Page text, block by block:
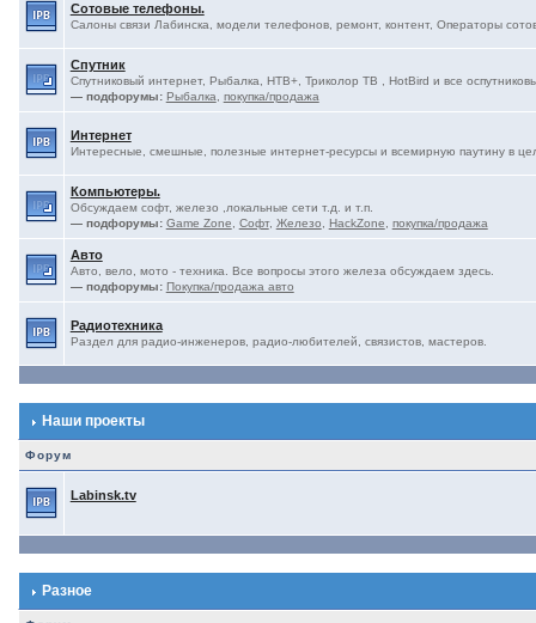
Сотовые телефоны.
Салоны связи Лабинска, модели телефонов, ремонт, контент, Операторы
Спутник
Спутниковый интернет, Рыбалка, НТВ+, Триколор ТВ , HotBird и все
— подфорумы: Рыбалка покупка/продажа
Интернет
Интересные, смешные, полезные интернет-ресурсы и всемирную паутину в
Компьютеры.
Обсуждаем софт, железо ,локальные сети т.д. и т.п.
— подфорумы: Game Zone Софт, Железо HackZone покупка/продажа
Авто
Авто, вело, мото - техника. Все вопросы этого железа обсуждаем здесь.
— подфорумы: Покупка/продажа авто
Радиотехника
Раздел для радио-инженеров, радио-любителей, связистов, мастеров.
Наши проекты
Форум
Labinsk.tv
Разное